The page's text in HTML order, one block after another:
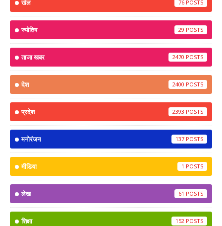
खेल 76
ज्योतिष 29
ताजा खबर 2470
देश 2400
प्रदेश 2393
मनोरंजन 137
मीडिया 1
लेख 61
शिक्षा 152